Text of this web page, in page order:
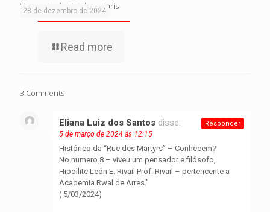
28 de dezembro de 2024
Um conto de Natal em Paris
Read more
3 Comments
Eliana Luiz dos Santos disse:
5 de março de 2024 às 12:15
Histórico da “Rue des Martyrs” – Conhecem?
No.numero 8 – viveu um pensador e filósofo,
Hipollite León E. Rivail Prof. Rivail – pertencente a
Academia Rwal de Arres.”
( 5/03/2024)
Responder